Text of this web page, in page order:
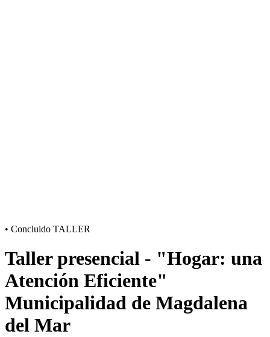
• Concluido TALLER
Taller presencial - "Hogar: una
Atención Eficiente"
Municipalidad de Magdalena
del Mar